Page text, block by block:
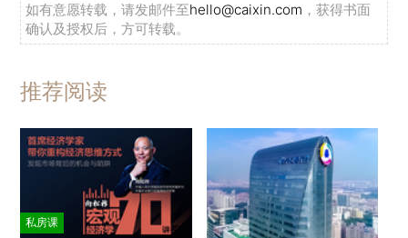
如有意愿转载，请发邮件至hello@caixin.com ，获得书面
确认及授权后，方可转载。
推荐阅读
私房课